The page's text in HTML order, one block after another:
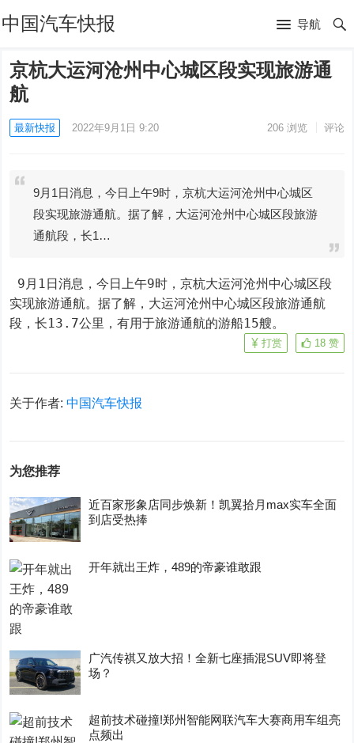
中国汽车快报 导航
京杭大运河沧州中心城区段实现旅游通
航
最新快报 2022年9月1日 9:20 206浏览 评论
9月1日消息，今日上午9时，京杭大运河沧州中心城区
段实现旅游通航。据了解，大运河沧州中心城区段旅游
通航段，长1…
实现旅游通航。据了解，大运河沧州中心城区段旅游通航
段，长13.7公里，有用于旅游通航的游船15艘。
18 赞
打赏
关于作者:中国汽车快报
为您推荐
近百家形象店同步焕新！凯翼拾月max实车全面
到店受热捧
开年就出王炸，489的帝豪谁敢跟
广汽传祺又放大招！全新七座插混SUV即将登
场？
超前技术碰撞!郑州智能网联汽车大赛商用车组亮
点频出